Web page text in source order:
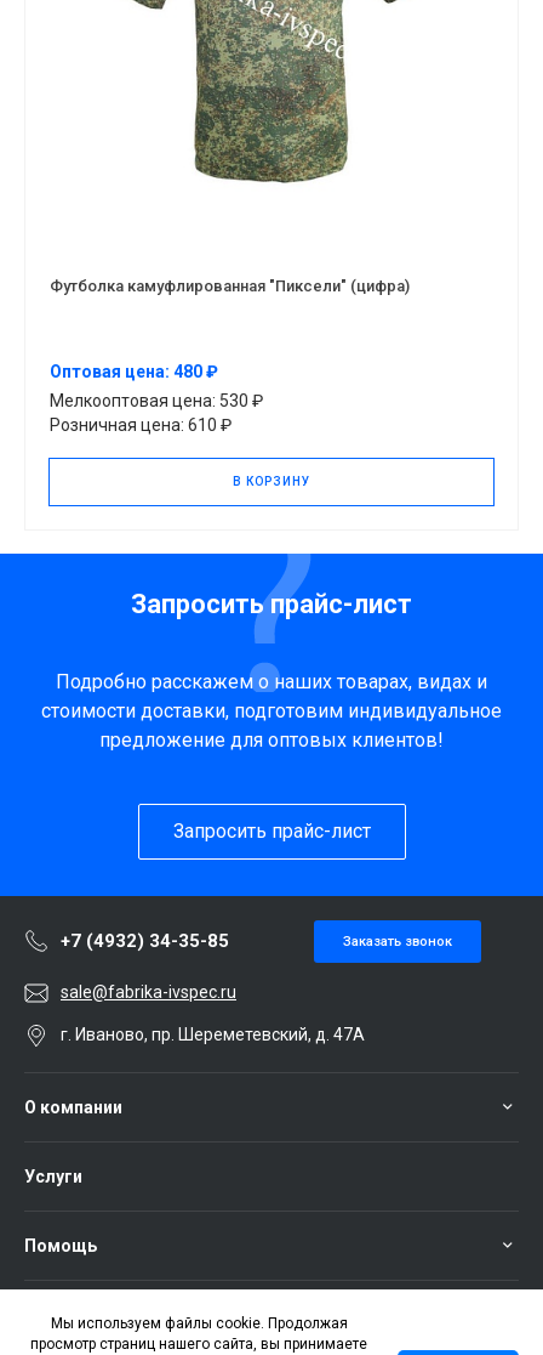
Футболка камуфлированная "Пиксели" (цифра)
Оптовая цена: 480 ₽
Мелкооптовая цена: 530 ₽
Розничная цена: 610 ₽
В КОРЗИНУ
Запросить прайс-лист
Подробно расскажем о наших товарах, видах и
стоимости доставки, подготовим индивидуальное
предложение для оптовых клиентов!
Запросить прайс-лист
+7 (4932) 34-35-85 Заказать звонок
sale@fabrika-ivspec.ru
г. Иваново, пр. Шереметевский, д. 47А
О компании
Услуги
Помощь
Мы используем файлы cookie. Продолжая
просмотр страниц нашего сайта, вы принимаете